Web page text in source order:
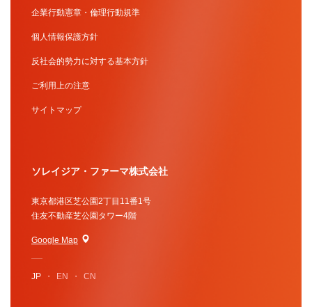
企業行動憲章・倫理行動規準
個人情報保護方針
反社会的勢力に対する基本方針
ご利用上の注意
サイトマップ
ソレイジア・ファーマ株式会社
東京都港区芝公園2丁目11番1号
住友不動産芝公園タワー4階
Google Map
JP EN CN